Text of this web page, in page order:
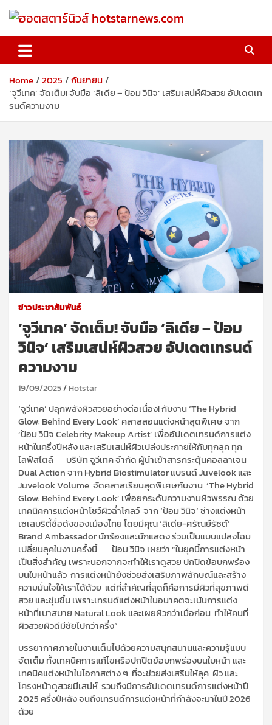
ฮอตสตาร์นิวส์ hotstarnews.com
Home 2025
กันยายน
‘จูวีเทค’ จัดเต็ม! จับมือ ‘ลิเดีย – ป้อม วินิจ’ เสริมเสน่ห์ผิวสวย อัปเดตเท
รนด์ความงาม
ข่าวประชาสัมพันธ์
‘จูวีเทค’ จัดเต็ม! จับมือ ‘ลิเดีย – ป้อม
วินิจ’ เสริมเสน่ห์ผิวสวย อัปเดตเทรนด์
ความงาม
19/09/2025 Hotstar
‘จูวีเทค’ ปลุกพลังผิวสวยอย่างต่อเนื่อง! กับงาน ‘The Hybrid
Glow: Behind Every Look’ คลาสสอนแต่งหน้าสุดพิเศษ จาก
‘ป้อม วินิจ Celebrity Makeup Artist’ เพื่ออัปเดตเทรนด์การแต่ง
หน้าในครึ่งปีหลัง และเสริมเสน่ห์ผิวเปล่งประกายให้กับทุกลุค ทุก
ไลฟ์สไตล์ บริษัท จูวีเทค จำกัด ผู้นำเข้าสารกระตุ้นคอลลาเจน
Dual Action จาก Hybrid Biostimulator แบรนด์ Juvelook และ
Juvelook Volume จัดคลาสเรียนสุดพิเศษกับงาน ‘The Hybrid
Glow: Behind Every Look’ เพื่อยกระดับความงามผิวพรรณ ด้วย
เทคนิคการแต่งหน้าโชว์ผิวฉ่ำโกลว์ จาก ‘ป้อม วินิจ’ ช่างแต่งหน้า
เซเลบริตี้ชื่อดังของเมืองไทย โดยมีคุณ ‘ลิเดีย-ศรัณย์รัชต์’
Brand Ambassador นักร้องและนักแสดง ร่วมเป็นแบบแปลงโฉม
เปลี่ยนลุคในงานครั้งนี้ ป้อม วินิจ เผยว่า “ในยุคนี้การแต่งหน้า
เป็นสิ่งสำคัญ เพราะนอกจากจะทำให้เราดูสวย ปกปิดข้อบกพร่อง
บนใบหน้าแล้ว การแต่งหน้ายังช่วยส่งเสริมภาพลักษณ์และสร้าง
ความมั่นใจให้เราได้ด้วย แต่ที่สำคัญที่สุดก็คือการมีผิวที่สุขภาพดี
สวย และชุ่มชื้น เพราะเทรนด์แต่งหน้าในอนาคตจะเน้นการแต่ง
หน้าที่เบาสบาย Natural Look และเผยผิวกว่าเมื่อก่อน ทำให้คนที่
ผิวสวยผิวดีมีชัยไปกว่าครึ่ง”
บรรยากาศภายในงานเต็มไปด้วยความสนุกสนานและความรู้แบบ
จัดเต็ม ทั้งเทคนิคการแก้ไขหรือปกปิดข้อบกพร่องบนใบหน้า และ
เทคนิคแต่งหน้าในโอกาสต่าง ๆ ที่จะช่วยส่งเสริมให้ลุค ผิว และ
โครงหน้าดูสวยมีเสน่ห์ รวมถึงมีการอัปเดตเทรนด์การแต่งหน้าปี
2025 ครึ่งปีหลัง จนถึงเทรนด์การแต่งหน้าที่กำลังจะมาในปี 2026
ด้วย